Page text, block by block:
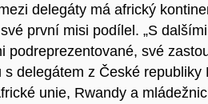
delegáty má africký
první misi podílel. „S
podreprezentované, své
delegátem z České
unie, Rwandy a